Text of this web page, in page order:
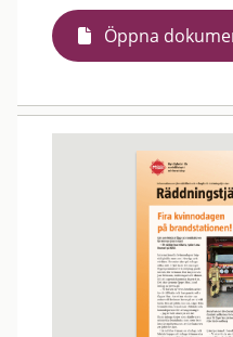
Öppna